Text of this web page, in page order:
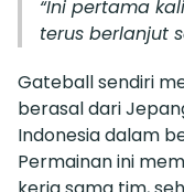
“Ini pertama
terus berlanjut
Gateball sendiri
berasal dari
Indonesia dalam
Permainan ini